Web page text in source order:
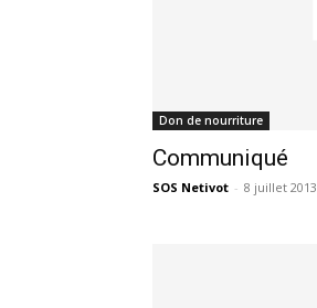
Don de nourriture
Communiqué
SOS Netivot - 8 juillet 2013